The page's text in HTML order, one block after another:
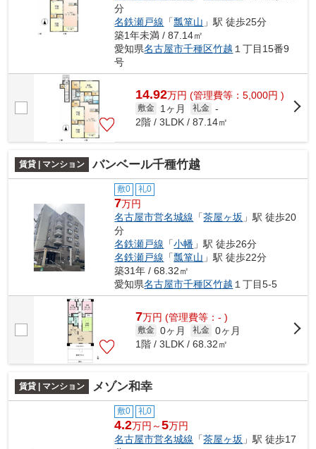
分
名鉄瀬戸線 「瓢箪山 」駅 徒歩25分
築1年未満 / 87.14㎡
愛知県名古屋市千種区竹越 １丁目15番9
号
14.92万円 (管理費等：5,000円 )
敷金 1ヶ月 礼金 -
2階 / 3LDK / 87.14㎡
賃貸 | マンション バンベール千種竹越
敷0 礼0
7万円
名古屋市営名城線 「茶屋ヶ坂 」駅 徒歩20
分
名鉄瀬戸線 「小幡 」駅 徒歩26分
名鉄瀬戸線 「瓢箪山 」駅 徒歩22分
築31年 / 68.32㎡
愛知県名古屋市千種区竹越 １丁目5-5
7万円 (管理費等：- )
敷金 0ヶ月 礼金 0ヶ月
1階 / 3LDK / 68.32㎡
賃貸 | マンション メゾン和幸
敷0 礼0
4.2万円～5万円
名古屋市営名城線 「茶屋ヶ坂 」駅 徒歩17